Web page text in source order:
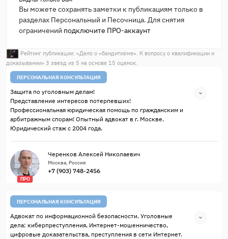
Вы можете сохранять заметки к публикациям только в
разделах Персональный и Песочница. Для снятия
ограничений подключите ПРО-аккаунт
Рейтинг публикации: «Дело о «бандитизме». К вопросу о квалификации и
доказывании» 3 звезд из 5 на основе 15 оценок.
ПЕРСОНАЛЬНАЯ КОНСУЛЬТАЦИЯ
Защита по уголовным делам!
Представление интересов потерпевших!
Профессиональная юридическая помощь по гражданским и
арбитражным спорам! Опытный адвокат в г. Москве.
Юридический стаж с 2004 года.
ПРО
Черенков Алексей Николаевич
Москва, Россия
+7 (903) 748-2456
ПЕРСОНАЛЬНАЯ КОНСУЛЬТАЦИЯ
Адвокат по информационной безопасности. Уголовные
дела: киберпреступления, Интернет-мошенничество,
цифровые доказательства, преступления в сети Интернет.